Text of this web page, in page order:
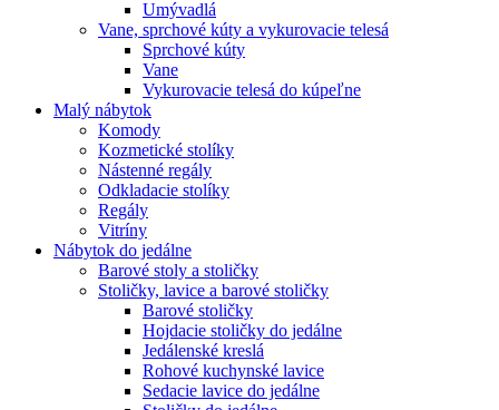
Umývadlá
Vane, sprchové kúty a vykurovacie telesá
Sprchové kúty
Vane
Vykurovacie telesá do kúpeľne
Malý nábytok
Komody
Kozmetické stolíky
Nástenné regály
Odkladacie stolíky
Regály
Vitríny
Nábytok do jedálne
Barové stoly a stoličky
Stoličky, lavice a barové stoličky
Barové stoličky
Hojdacie stoličky do jedálne
Jedálenské kreslá
Rohové kuchynské lavice
Sedacie lavice do jedálne